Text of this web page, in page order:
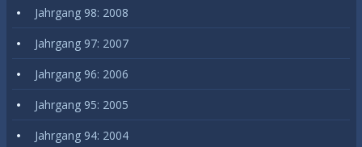
Jahrgang 98: 2008
Jahrgang 97: 2007
Jahrgang 96: 2006
Jahrgang 95: 2005
Jahrgang 94: 2004